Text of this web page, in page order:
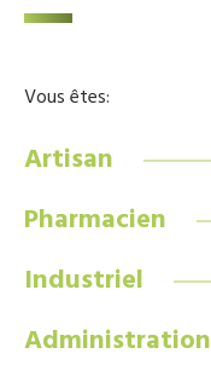
Vous êtes:
Artisan
Pharmacien
Industriel
Administration